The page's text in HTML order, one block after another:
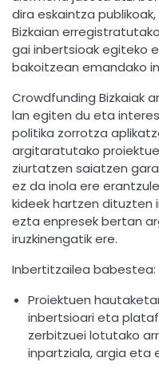
dira eskaintza
Bizkaian
gai inbertsioak egiteko
bakoitzean emandako
Crowdfunding Bizkaiak
lan egiten du eta
politika zorrotza
argitaratutako
ziurtatzen saiatzen
ez da inola ere
kideek hartzen
ezta enpresek bertan
iruzkinengatik ere.
Inbertitzailea babestea:
Proiektuen
inbertsioari eta
zerbitzuei lotutako
inpartziala, argia eta